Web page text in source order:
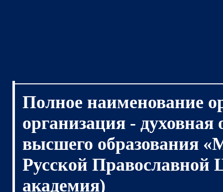
Полное наименование
организация - духовная
высшего образования
Русской Православной
академия)